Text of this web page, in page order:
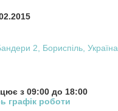
2, Бориспіль, Україна
з 09:00 до 18:00
графік роботи